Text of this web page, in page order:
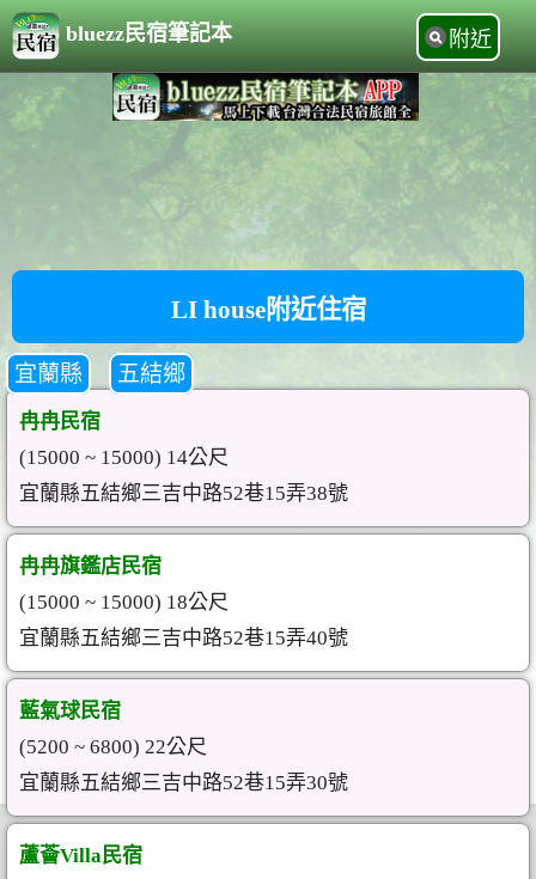
bluezz民宿筆記本 附近
LI house附近住宿
宜蘭縣 五結鄉
冉冉民宿
(15000 ~ 15000) 14公尺
宜蘭縣五結鄉三吉中路52巷15弄38號
冉冉旗鑑店民宿
(15000 ~ 15000) 18公尺
宜蘭縣五結鄉三吉中路52巷15弄40號
藍氣球民宿
(5200 ~ 6800) 22公尺
宜蘭縣五結鄉三吉中路52巷15弄30號
蘆薈Villa民宿